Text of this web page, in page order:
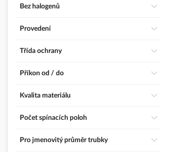
Bez halogenů
Provedení
třída ochrany
Příkon od / do
Kvalita materiálu
Počet spínacích poloh
Pro jmenovitý průměr trubky